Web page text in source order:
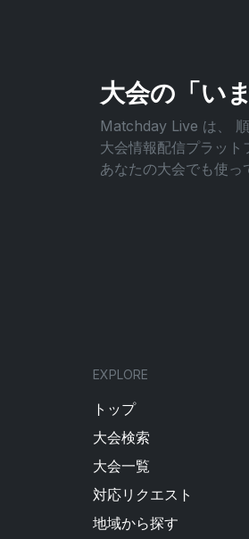
大会の「い
Matchday Live は、
大会情報配信プラット
あなたの大会でも使っ
EXPLORE
トップ
大会検索
大会一覧
対応リクエスト
地域から探す